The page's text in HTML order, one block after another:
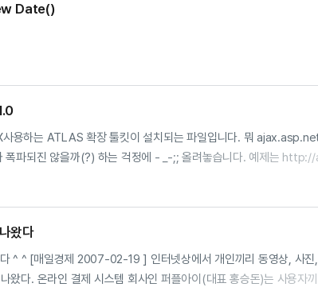
Date()
용하는 ATLAS 확장 툴킷이 설치되는 파일입니다. 뭐
폭파되진 않을까(?) 하는 걱정에 - _-;; 올려놓습니다. 예제는
왔다
^ ^ [매일경제 2007-02-19 ] 인터넷상에서 개인끼리 동영상, 사
왔다. 온라인 결제 시스템 회사인 퍼플아이(대표 홍승돈)는 사용자끼